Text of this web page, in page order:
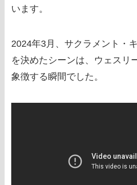
います。
2024年3月、サクラメント・
を決めたシーンは、ウェスリ
象徴する瞬間でした。